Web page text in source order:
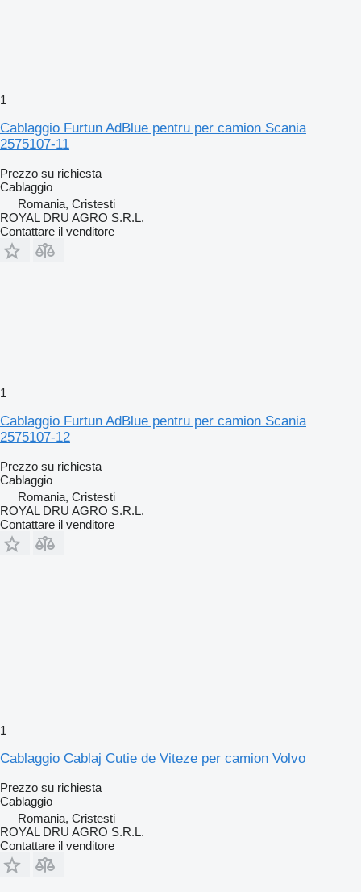
1
Cablaggio Furtun AdBlue pentru per camion Scania
2575107-11
Prezzo su richiesta
Cablaggio
Romania, Cristesti
ROYAL DRU AGRO S.R.L.
Contattare il venditore
1
Cablaggio Furtun AdBlue pentru per camion Scania
2575107-12
Prezzo su richiesta
Cablaggio
Romania, Cristesti
ROYAL DRU AGRO S.R.L.
Contattare il venditore
1
Cablaggio Cablaj Cutie de Viteze per camion Volvo
Prezzo su richiesta
Cablaggio
Romania, Cristesti
ROYAL DRU AGRO S.R.L.
Contattare il venditore